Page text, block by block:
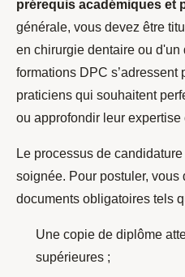
prérequis académiques et
générale, vous devez être
en chirurgie dentaire ou
formations DPC s’adressent
praticiens qui souhaitent
ou approfondir leur expertise
Le processus de
soignée. Pour postuler, vous
documents obligatoires tels
Une copie de diplôme
supérieures ;